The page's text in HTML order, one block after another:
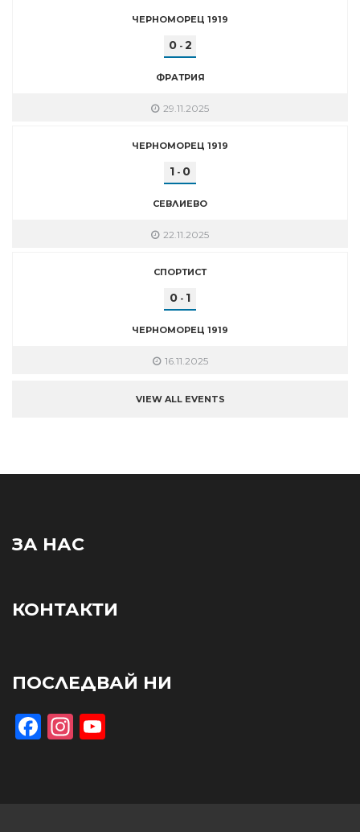
ЧЕРНОМОРЕЦ 1919
0- 2
ФРАТРИЯ
29.11.2025
ЧЕРНОМОРЕЦ 1919
1 - 0
СЕВЛИЕВО
22.11.2025
СПОРТИСТ
0 - 1
ЧЕРНОМОРЕЦ 1919
16.11.2025
VIEW ALL EVENTS
ЗА НАС
КОНТАКТИ
ПОСЛЕДВАЙ НИ
Facebook
Instagram